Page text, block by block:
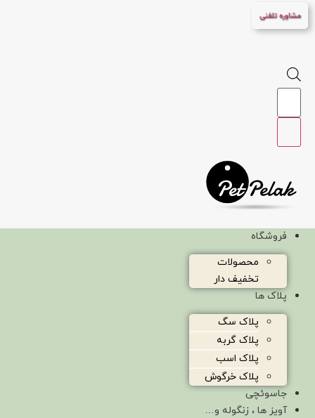
پرش
به
مشاوره تلفنی
Products
فروشگاه
محصولات
تخفیف دار
پلاک ها
پلاک سگ
پلاک گربه
پلاک اسب
پلاک خرگوش
جاسوئچی
آویز ها ، زنگوله و…